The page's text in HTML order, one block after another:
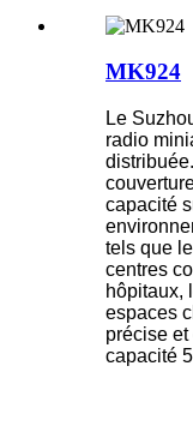
MK924
Le
radio
capacité
tels que
centres
hôpitaux,
espaces
précise
capacité